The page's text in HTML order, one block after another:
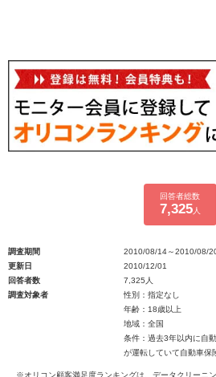
回答者総数
7,325人
調査期間
2010/08/14～2010/08/
更新日
2010/12/01
回答者数
7,325人
調査対象者
性別：指定なし
年齢：18歳以上
地域：全国
条件：過去3年以内に自
が運転していて自動車保
※オリコン顧客満足度ランキングは、データクリーニ